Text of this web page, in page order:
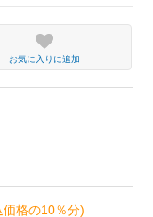
お気に入りに追加
価格の10％分)